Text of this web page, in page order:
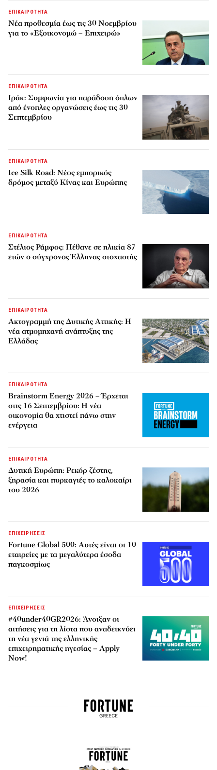
ΕΠΙΚΑΙΡΟΤΗΤΑ
Νέα προθεσμία έως τις 30 Νοεμβρίου
για το «Εξοικονομώ – Επιχειρώ»
ΕΠΙΚΑΙΡΟΤΗΤΑ
Ιράκ: Συμφωνία για παράδοση όπλων
από ένοπλες οργανώσεις έως τις 30
Σεπτεμβρίου
ΕΠΙΚΑΙΡΟΤΗΤΑ
Ice Silk Road: Nέος εμπορικός
δρόμος μεταξύ Κίνας και Ευρώπης
ΕΠΙΚΑΙΡΟΤΗΤΑ
Στέλιος Ράμφος: Πέθανε σε ηλικία 87
ετών ο σύγχρονος Έλληνας στοχαστής
ΕΠΙΚΑΙΡΟΤΗΤΑ
Ακτογραμμή της Δυτικής Αττικής: Η
νέα ατμομηχανή ανάπτυξης της
Ελλάδας
ΕΠΙΚΑΙΡΟΤΗΤΑ
Brainstorm Energy 2026 – Έρχεται
στις 16 Σεπτεμβρίου: Η νέα
οικονομία θα χτιστεί πάνω στην
ενέργεια
ΕΠΙΚΑΙΡΟΤΗΤΑ
Δυτική Ευρώπη: Ρεκόρ ζέστης,
ξηρασία και πυρκαγιές το καλοκαίρι
του 2026
ΕΠΙΧΕΙΡΗΣΕΙΣ
Fortune Global 500: Αυτές είναι οι 10
εταιρείες με τα μεγαλύτερα έσοδα
παγκοσμίως
ΕΠΙΧΕΙΡΗΣΕΙΣ
#40under40GR2026: Άνοιξαν οι
αιτήσεις για τη λίστα που αναδεικνύει
τη νέα γενιά της ελληνικής
επιχειρηματικής ηγεσίας – Apply
Now!